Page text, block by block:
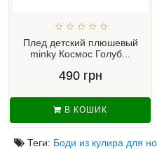
Плед детский плюшевый
minky Космос Голуб...
490 грн
В КОШИК
Теги: Боди из кулира для